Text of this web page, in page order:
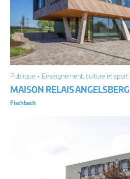
Publique • Enseignement, culture et sport
MAISON RELAIS ANGELSBERG
Fischbach